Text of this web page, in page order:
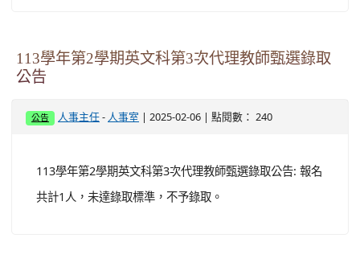
113學年第2學期英文科第3次代理教師甄選錄取
公告
公告 人事主任 - 人事室 | 2025-02-06 | 點閱數： 240
113學年第2學期英文科第3次代理教師甄選錄取公告: 報名
共計1人，未達錄取標準，不予錄取。